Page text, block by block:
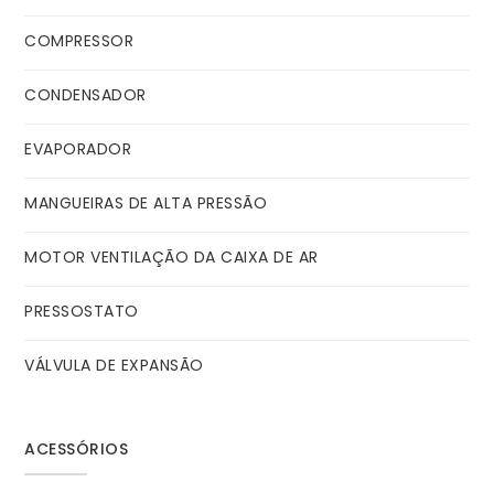
COMPRESSOR
CONDENSADOR
EVAPORADOR
MANGUEIRAS DE ALTA PRESSÃO
MOTOR VENTILAÇÃO DA CAIXA DE AR
PRESSOSTATO
VÁLVULA DE EXPANSÃO
ACESSÓRIOS